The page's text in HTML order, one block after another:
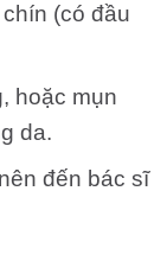
(có đầu
hoặc mụn
da.
đến bác sĩ